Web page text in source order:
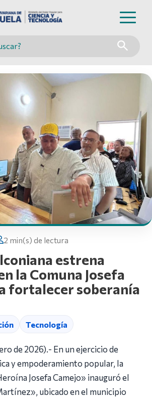
2 min(s) de lectura
estrena
la Comuna Josefa
fortalecer soberanía
Tecnología
de 2026).- En un ejercicio de
y empoderamiento popular, la
Josefa Camejo» inauguró el
ubicado en el municipio